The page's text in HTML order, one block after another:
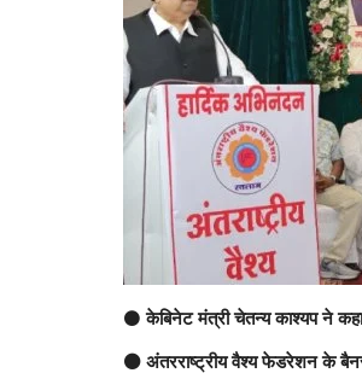
⚫केबिनेट मंत्री चेतन्य काश्यप ने कहा
⚫ अंतरराष्ट्रीय वैश्य फेडरेशन के